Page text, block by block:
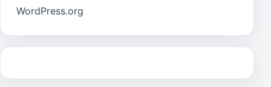
WordPress.org